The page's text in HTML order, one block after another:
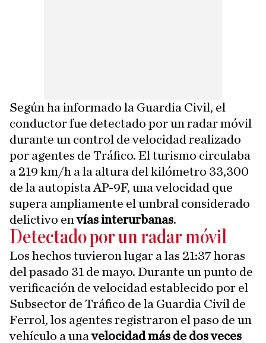
Según ha informado la Guardia Civil, el
conductor fue detectado por un radar móvil
durante un control de velocidad realizado
por agentes de Tráfico. El turismo circulaba
a 219 km/h a la altura del kilómetro 33,300
de la autopista AP-9F, una velocidad que
supera ampliamente el umbral considerado
delictivo en vías interurbanas.
Detectado por un radar móvil
Los hechos tuvieron lugar a las 21:37 horas
del pasado 31 de mayo. Durante un punto de
verificación de velocidad establecido por el
Subsector de Tráfico de la Guardia Civil de
Ferrol, los agentes registraron el paso de un
vehículo a unavelocidad más de dos veces